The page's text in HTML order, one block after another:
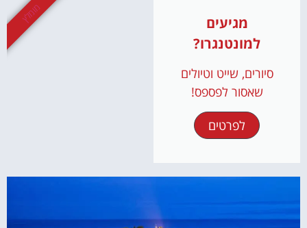
מגיעים
למונטנגרו?
סיורים, שייט וטיולים
שאסור לפספס!
לפרטים
מומלץ